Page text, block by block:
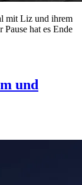
mit Liz und ihrem
Pause hat es Ende
und